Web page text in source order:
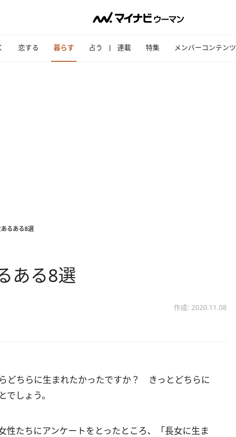
恋する 暮らす 占う 連載 特集 メンバーコンテンツ
るある8選
ある8選
作成: 2020.11.08
どちらに生まれたかったですか？ きっとどちらに
しょう。
性たちにアンケートをとったところ、「長女に生ま